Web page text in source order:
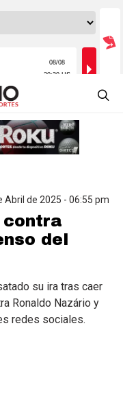
Abril de 2025 - 06:55 pm
contra
del
su ira tras caer
Ronaldo Nazário y
redes sociales.